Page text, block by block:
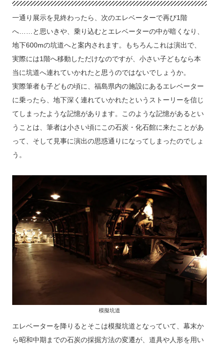
一通り展示を見終わったら、次のエレベーターで再び1階
へ……と思いきや、乗り込むとエレベーターの中が暗くなり、
地下600mの坑道へと案内されます。もちろんこれは演出で、
実際には1階へ移動しただけなのですが、小さい子どもなら本
当に坑道へ連れていかれたと思うのではないでしょうか。
実際筆者も子どもの頃に、福島県内の施設にあるエレベーター
に乗ったら、地下深く連れていかれたというストーリーを信じ
てしまったような記憶があります。このような記憶があるとい
うことは、筆者は小さい頃にこの石炭・化石館に来たことがあ
って、そして見事に演出の思惑通りになってしまったのでしょ
う。
模擬坑道
エレベーターを降りるとそこは模擬坑道となっていて、幕末か
ら昭和中期までの石炭の採掘方法の変遷が、道具や人形を用い